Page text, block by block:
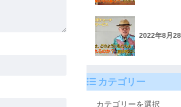
2022年8月
カテゴリー